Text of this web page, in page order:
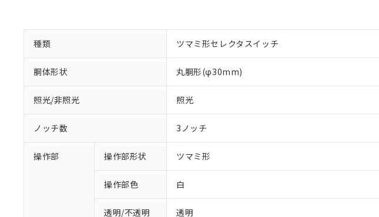
種類 ツマミ形セレクタスイッチ
胴体形状 丸胴形(φ30mm)
照光/非照光 照光
ノッチ数 3ノッチ
操作部 操作部形状 ツマミ形
操作部色 白
透明/不透明 透明